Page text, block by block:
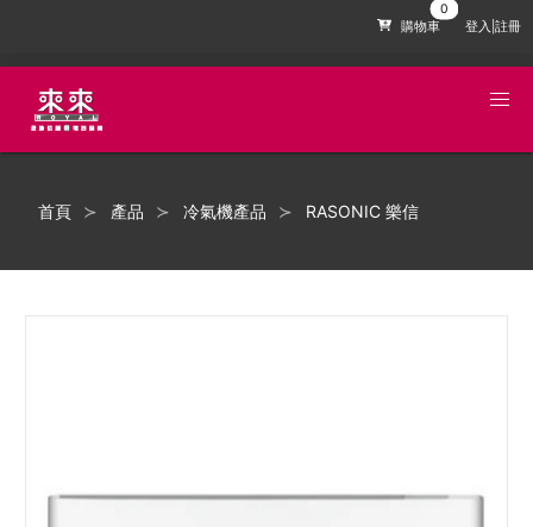
購物車 登入|註冊
首頁 產品 冷氣機產品 RASONIC 樂信